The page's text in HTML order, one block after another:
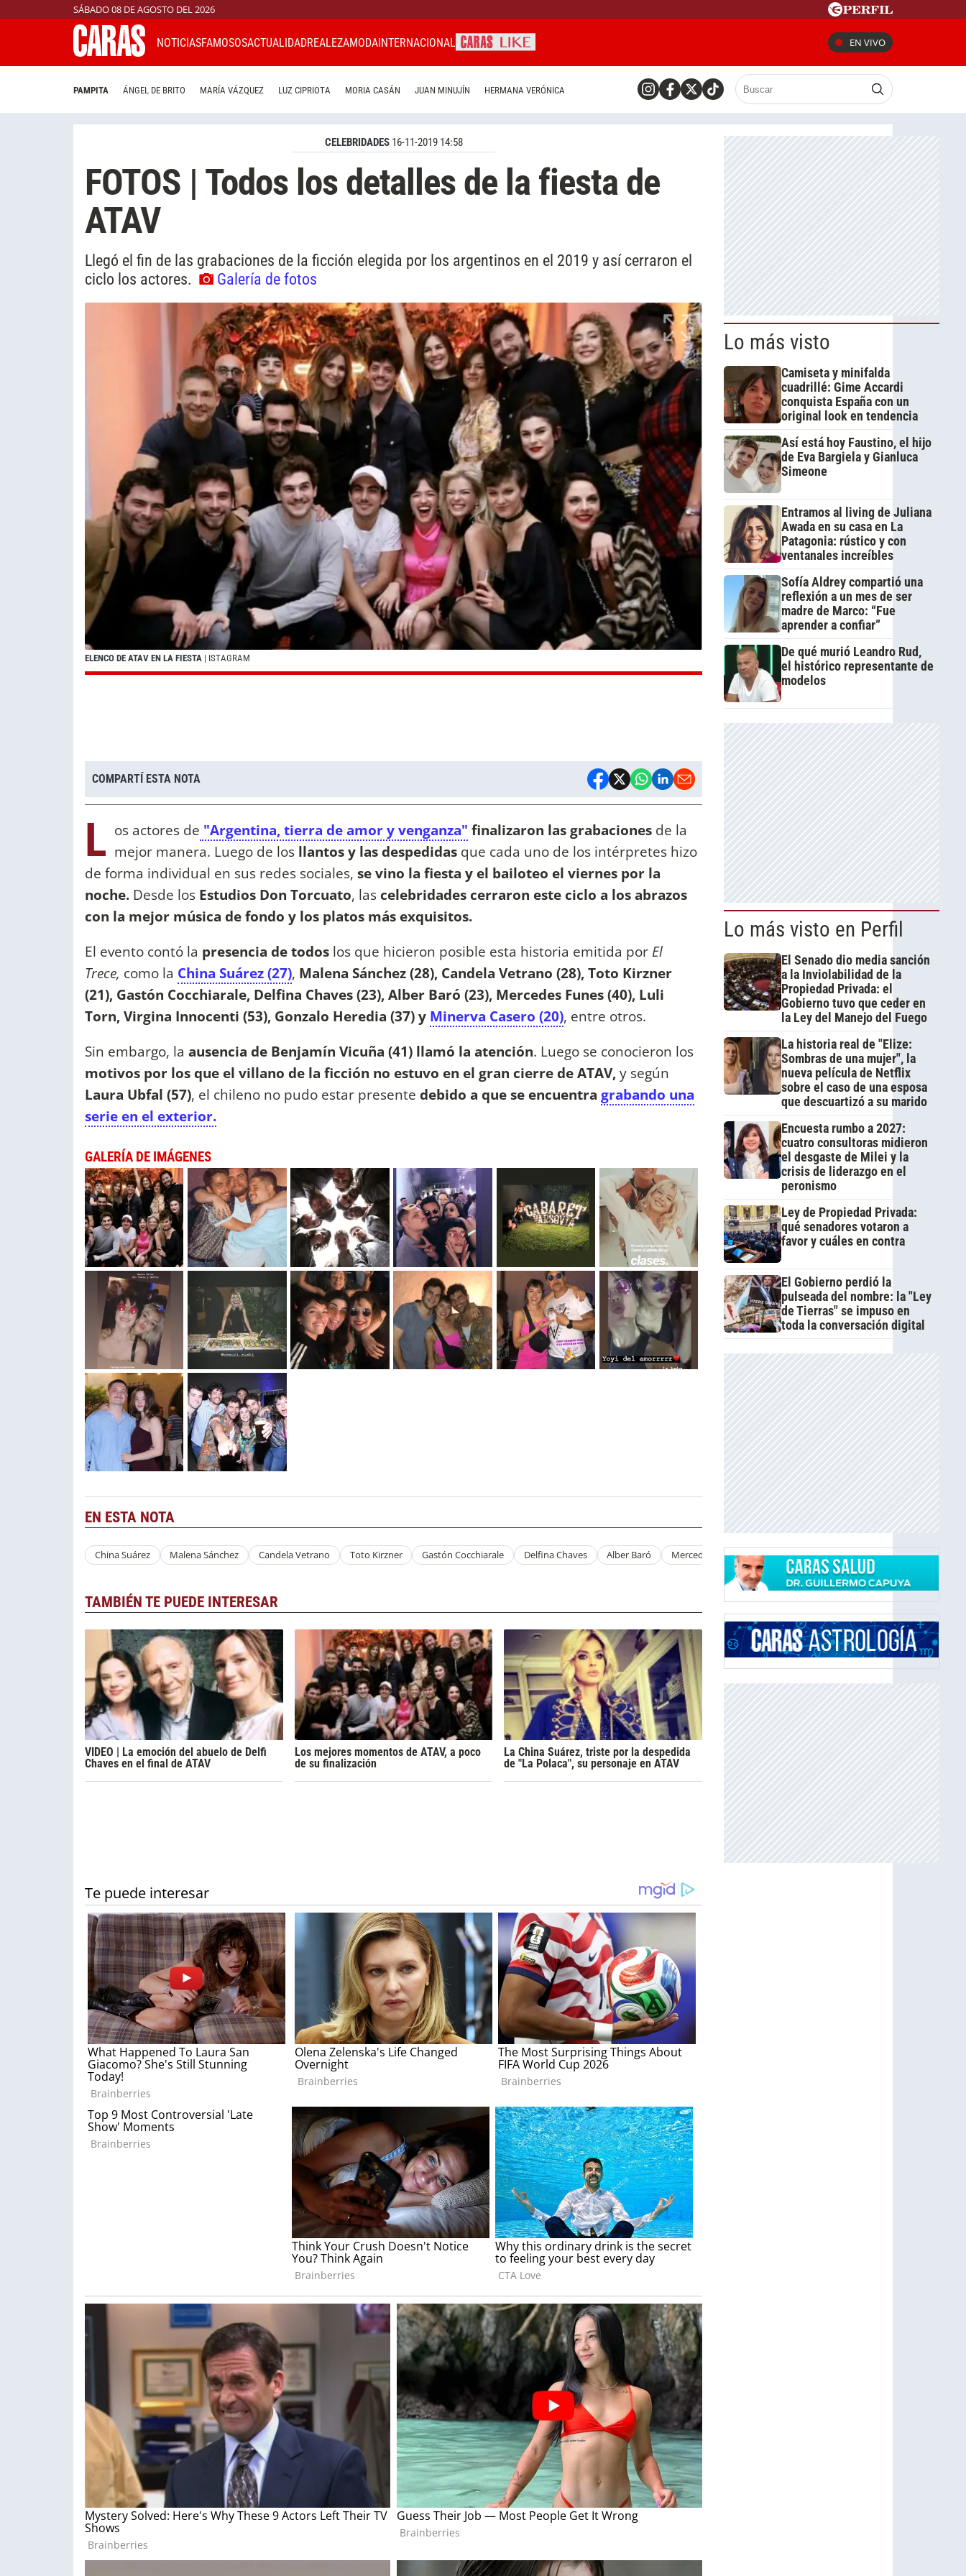
SÁBADO 08 DE AGOSTO DEL 2026
NOTICIASFAMOSOSACTUALIDADREALEZAMODAINTERNACIONAL EN VIVO
PAMPITA ÁNGEL DE BRITO MARÍA VÁZQUEZ LUZ CIPRIOTA MORIA CASÁN JUAN MINUJÍN HERMANA VERÓNICA
CELEBRIDADES 16-11-2019 14:58
FOTOS | Todos los detalles de la fiesta de
ATAV
Llegó el fin de las grabaciones de la ficción elegida por los argentinos en el 2019 y así cerraron el
ciclo los actores.
Galería de fotos
ELENCO DE ATAV EN LA FIESTA | ISTAGRAM
COMPARTÍ ESTA NOTA
L os actores de "Argentina, tierra de amor y venganza" finalizaron las grabaciones de la
mejor manera. Luego de los llantos y las despedidas que cada uno de los intérpretes hizo
de forma individual en sus redes sociales, se vino la fiesta y el bailoteo el viernes por la
noche. Desde los Estudios Don Torcuato, las celebridades cerraron este ciclo a los abrazos
con la mejor música de fondo y los platos más exquisitos.
El evento contó la presencia de todos los que hicieron posible esta historia emitida por El
Trece, como la China Suárez (27), Malena Sánchez (28), Candela Vetrano (28), Toto Kirzner
(21), Gastón Cocchiarale, Delfina Chaves (23), Alber Baró (23), Mercedes Funes (40), Luli
Torn, Virgina Innocenti (53), Gonzalo Heredia (37) y Minerva Casero (20), entre otros.
Sin embargo, la ausencia de Benjamín Vicuña (41) llamó la atención. Luego se conocieron los
motivos por los que el villano de la ficción no estuvo en el gran cierre de ATAV,y según
Laura Ubfal (57), el chileno no pudo estar presente debido a que se encuentra grabando una
serie en el exterior.
GALERÍA DE IMÁGENES
EN ESTA NOTA
China Suárez Malena Sánchez Candela Vetrano Toto Kirzner Gastón Cocchiarale Delfina Chaves Alber Baró Mercedes Funes Luli Torn Virgina Innocenti Gonzalo
TAMBIÉN TE PUEDE INTERESAR
VIDEO | La emoción del abuelo de Delfi
Chaves en el final de ATAV
Los mejores momentos de ATAV, a poco
de su finalización
La China Suárez, triste por la despedida
de "La Polaca", su personaje en ATAV
Lo más visto
Camiseta y minifalda
cuadrillé: Gime Accardi
conquista España con un
original look en tendencia
Así está hoy Faustino, el hijo
de Eva Bargiela y Gianluca
Simeone
Entramos al living de Juliana
Awada en su casa en La
Patagonia: rústico y con
ventanales increíbles
Sofía Aldrey compartió una
reflexión a un mes de ser
madre de Marco: “Fue
aprender a confiar”
De qué murió Leandro Rud,
el histórico representante de
modelos
Lo más visto en Perfil
El Senado dio media sanción
a la Inviolabilidad de la
Propiedad Privada: el
Gobierno tuvo que ceder en
la Ley del Manejo del Fuego
La historia real de "Elize:
Sombras de una mujer", la
nueva película de Netflix
sobre el caso de una esposa
que descuartizó a su marido
Encuesta rumbo a 2027:
cuatro consultoras midieron
el desgaste de Milei y la
crisis de liderazgo en el
peronismo
Ley de Propiedad Privada:
qué senadores votaron a
favor y cuáles en contra
El Gobierno perdió la
pulseada del nombre: la "Ley
de Tierras" se impuso en
toda la conversación digital